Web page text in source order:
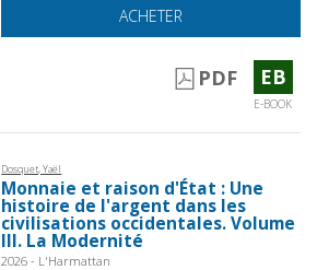
ACHETER
PDF EB
E-BOOK
Dosquet, Yaël
Monnaie et raison d'État : Une
histoire de l'argent dans les
civilisations occidentales. Volume
III. La Modernité
2026 - L'Harmattan